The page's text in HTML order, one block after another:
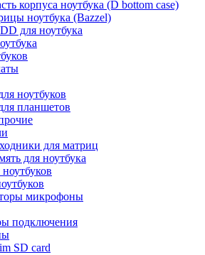
корпуса ноутбука (D bottom case)
ноутбука (Bazzel)
для ноутбука
ноутбуков
планшетов
для матриц
для ноутбука
микрофоны
подключения
SD card